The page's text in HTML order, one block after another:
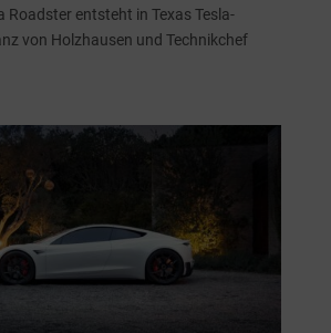
Roadster entsteht in Texas Tesla-
von Holzhausen und Technikchef